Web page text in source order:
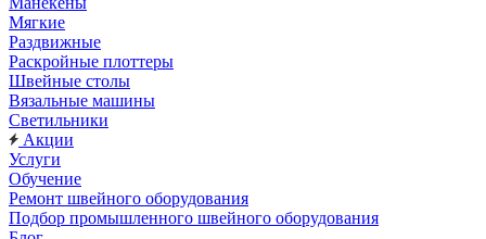
Мягкие
Раздвижные
Раскройные плоттеры
Швейные столы
Вязальные машины
Светильники
Акции
Услуги
Обучение
Ремонт швейного оборудования
Подбор промышленного швейного оборудования